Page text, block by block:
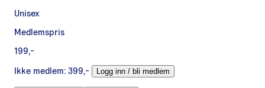
Unisex
Medlemspris
199,-
Ikke medlem: 399,- Logg inn / bli medlem